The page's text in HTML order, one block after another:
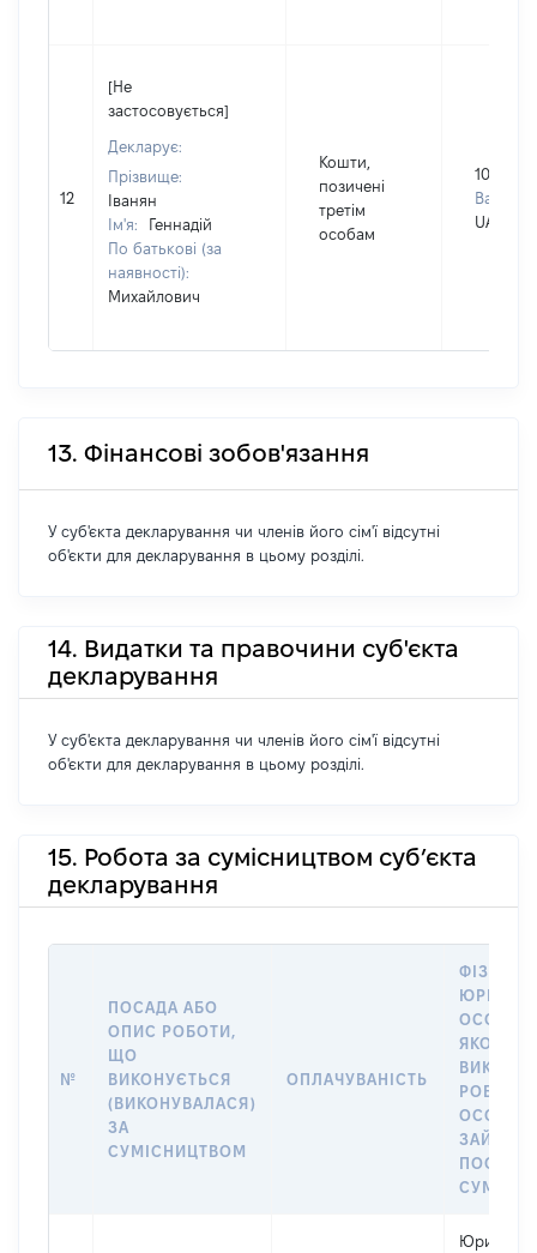
12
[Не
застосовується]
Декларує:
Прізвище:
Іванян
Ім'я:
Геннадій
По батькові (за
наявності):
Михайлович
Кошти,
позичені
третім
особам
1042000
Валюта:
UAH
13. Фінансові зобов'язання
У суб'єкта декларування чи членів його сім'ї відсутні
об'єкти для декларування в цьому розділі.
14. Видатки та правочини суб'єкта
декларування
У суб'єкта декларування чи членів його сім'ї відсутні
об'єкти для декларування в цьому розділі.
15. Робота за сумісництвом суб’єкта
декларування
№
ПОСАДА АБО
ОПИС РОБОТИ,
ЩО
ВИКОНУЄТЬСЯ
(ВИКОНУВАЛАСЯ)
ЗА
СУМІСНИЦТВОМ
ОПЛАЧУВАНІСТЬ
ОСОБА,
ЯКОЇ
РОБОТА
ОСОБА
ПОСАДУ
Юридична